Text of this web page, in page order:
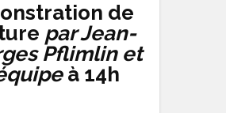
de
par Jean-
Pflimlin et
à 14h